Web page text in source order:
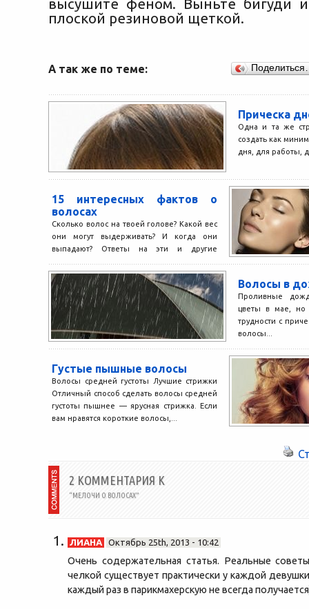
высушите феном. Выньте бигуди
плоской резиновой щеткой.
А так же по теме:
Прическа
Одна и та же
создать как
дня, для работы,
15 интересных фактов о
волосах
Сколько волос на твоей голове? Какой вес
они могут выдерживать? И когда они
выпадают? Ответы на эти и другие
Волосы в
Проливные
цветы в мае, но
трудности с
волосы...
Густые пышные волосы
Волосы средней густоты Лучшие стрижки
Отличный способ сделать волосы средней
густоты пышнее — ярусная стрижка. Если
вам нравятся короткие волосы,...
2 КОММЕНТАРИЯ К
“МЕЛОЧИ О ВОЛОСАХ”
ЛИАНА Октябрь 25th, 2013 - 10:42
Очень содержательная статья. Реальные
челкой существует практически у каждой
каждый раз в парикмахерскую не всегда